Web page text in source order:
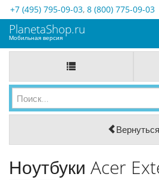
+7 (495) 795-09-03, 8 (800) 775-09-03
PlanetaShop.ru
Мобильная версия
Вернуться
Ноутбуки Acer